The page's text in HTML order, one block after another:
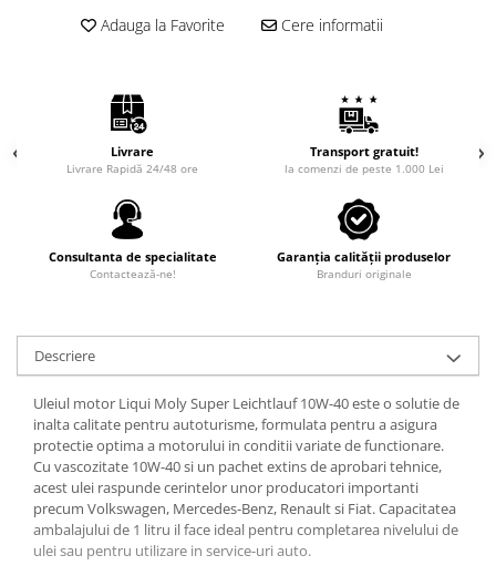
Adauga la Favorite Cere informatii
Livrare
Livrare Rapidă 24/48 ore
Transport gratuit!
la comenzi de peste 1.000 Lei
Consultanta de specialitate
Contactează-ne!
Garanția calității produselor
Branduri originale
Descriere
Uleiul motor Liqui Moly Super Leichtlauf 10W-40 este o solutie de
inalta calitate pentru autoturisme, formulata pentru a asigura
protectie optima a motorului in conditii variate de functionare.
Cu vascozitate 10W-40 si un pachet extins de aprobari tehnice,
acest ulei raspunde cerintelor unor producatori importanti
precum Volkswagen, Mercedes-Benz, Renault si Fiat. Capacitatea
ambalajului de 1 litru il face ideal pentru completarea nivelului de
ulei sau pentru utilizare in service-uri auto.